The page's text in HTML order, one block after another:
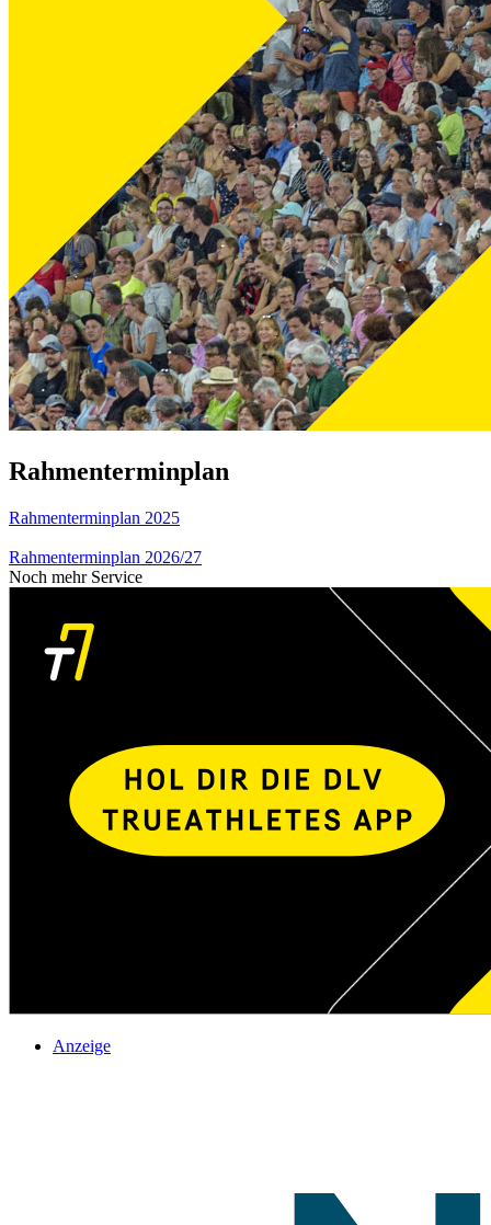
Rahmenterminplan
Rahmenterminplan 2025
Rahmenterminplan 2026/27
Noch mehr Service
Anzeige